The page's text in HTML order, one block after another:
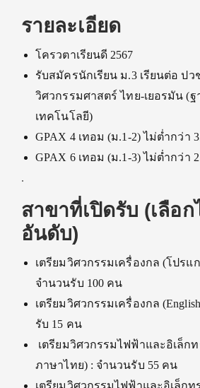
รายละเอียด
โครวตาเรียนดี 2567
รับสมัครนักเรียน ม.3 เรียนต่อ ปว
วิศวกรรมศาสตร์ ไทย-เยอรมัน (
เทคโนโลยี)
GPAX 4 เทอม (ม.1-2) ไม่ต่ำกว่า
GPAX 6 เทอม (ม.1-3) ไม่ต่ำกว่า
.
สาขาที่เปิดรับ (เลือก
อันดับ)
เตรียมวิศวกรรมเครื่องกล (โปรแ
จำนวนรับ 100 คน
เตรียมวิศวกรรมเครื่องกล
รับ 15 คน
เตรียมวิศวกรรมไฟฟ้าและอิเล็ก
ภาษาไทย) : จำนวนรับ 55 คน
เตรียมวิศวกรรมไฟฟ้าและอิเล็กท